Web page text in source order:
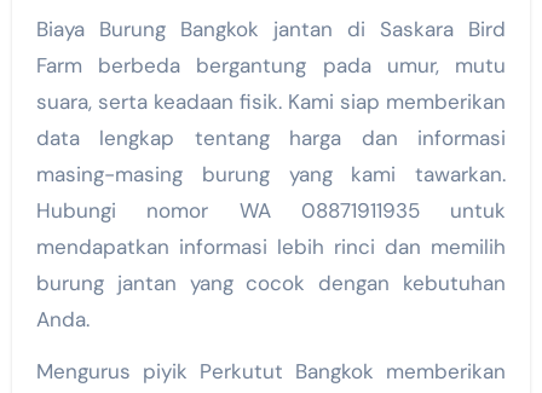
Biaya Burung Bangkok jantan di Saskara Bird
Farm berbeda bergantung pada umur, mutu
suara, serta keadaan fisik. Kami siap memberikan
data lengkap tentang harga dan informasi
masing-masing burung yang kami tawarkan.
Hubungi nomor WA 08871911935 untuk
mendapatkan informasi lebih rinci dan memilih
burung jantan yang cocok dengan kebutuhan
Anda.
Mengurus piyik Perkutut Bangkok memberikan